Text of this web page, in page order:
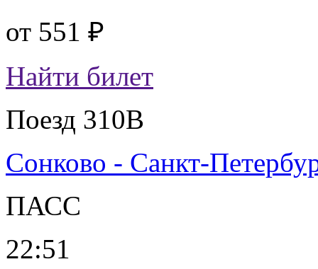
от 551 ₽
Найти билет
Поезд 310В
Сонково - Санкт-
ПАСС
22:51